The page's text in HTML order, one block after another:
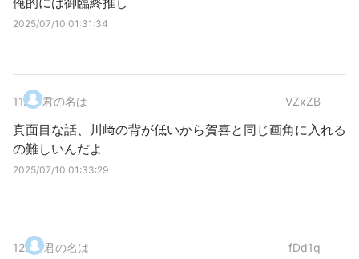
2025/07/10 01:31:34
11. 君の名は VZxZB
真面目な話、川﨑の背が低いから賀喜と同じ画角に入れる
の難しいんだよ
2025/07/10 01:33:29
12. 君の名は fDd1q